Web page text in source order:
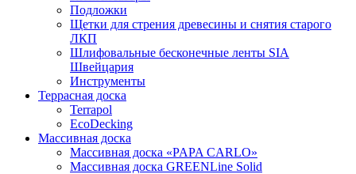
Подложки
Щетки для стрения древесины и снятия старого
ЛКП
Шлифовальные бесконечные ленты SIA
Швейцария
Инструменты
Террасная доска
Terrapol
EcoDecking
Массивная доска
Массивная доска «PAPA CARLO»
Массивная доска GREENLine Solid